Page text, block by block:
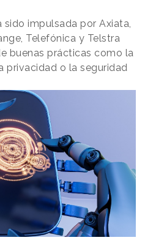
sido impulsada por Axiata,
Telefónica y Telstra
buenas prácticas como la
privacidad o la seguridad